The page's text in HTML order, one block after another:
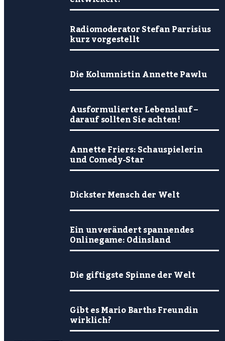
Radiomoderator Stefan Parrisius
kurz vorgestellt
Die Kolumnistin Annette Pawlu
Ausformulierter Lebenslauf –
darauf sollten Sie achten!
Annette Friers: Schauspielerin
und Comedy-Star
Dickster Mensch der Welt
Ein unverändert spannendes
Onlinegame: Odinsland
Die giftigste Spinne der Welt
Gibt es Mario Barths Freundin
wirklich?